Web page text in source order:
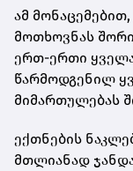
ამ
მოთხოვნას
ერთ-ერთი
წარმოდგენილ
მიმართულებას
ექთნების
მთლიანად